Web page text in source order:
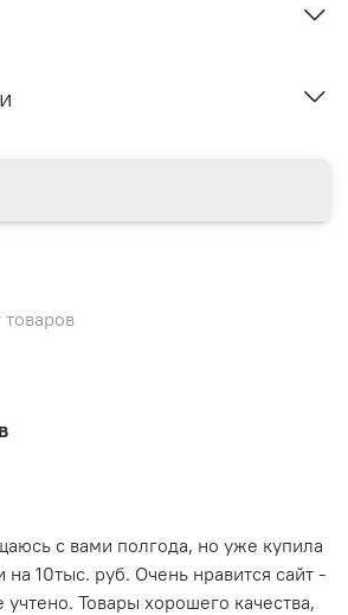
товаров
с вами полгода, но уже купила
на 10тыс. руб. Очень нравится сайт -
Товары хорошего качества,